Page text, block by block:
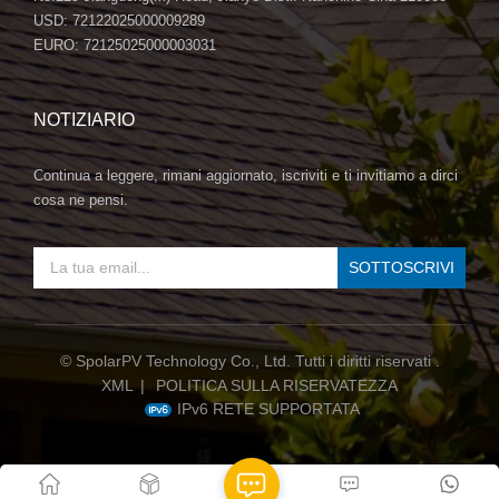
USD: 72122025000009289
EURO: 72125025000003031
NOTIZIARIO
Continua a leggere, rimani aggiornato, iscriviti e ti invitiamo a dirci
cosa ne pensi.
© SpolarPV Technology Co., Ltd. Tutti i diritti riservati .
XML |
POLITICA SULLA RISERVATEZZA
IPv6 RETE SUPPORTATA